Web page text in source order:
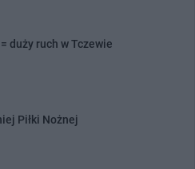
duży ruch w Tczewie
Piłki Nożnej